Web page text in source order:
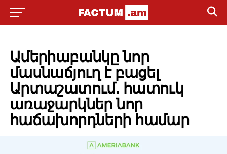
Ամերիաբանկը նոր
մասնաճյուղ է բացել
Արտաշատում. հատուկ
առաջարկներ նոր
հաճախորդների համար